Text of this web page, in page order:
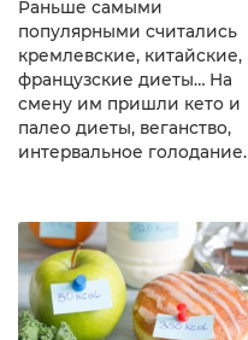
Раньше самыми
популярными считались
кремлевские, китайские,
французские диеты… На
смену им пришли кето и
палео диеты, веганство,
интервальное голодание.